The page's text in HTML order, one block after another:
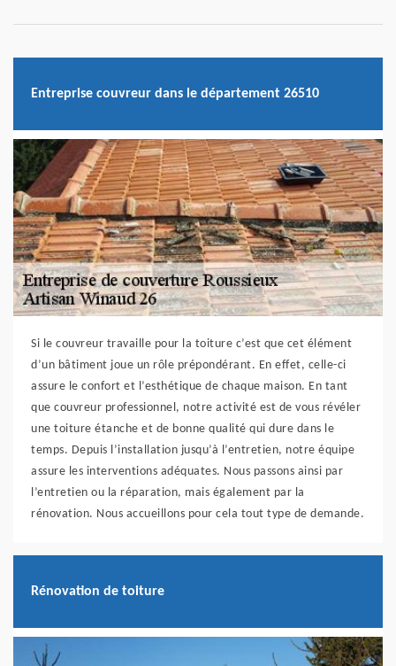
Entreprise couvreur dans le département 26510
Si le couvreur travaille pour la toiture c’est que cet élément
d’un bâtiment joue un rôle prépondérant. En effet, celle-ci
assure le confort et l’esthétique de chaque maison. En tant
que couvreur professionnel, notre activité est de vous révéler
une toiture étanche et de bonne qualité qui dure dans le
temps. Depuis l’installation jusqu’à l’entretien, notre équipe
assure les interventions adéquates. Nous passons ainsi par
l’entretien ou la réparation, mais également par la
rénovation. Nous accueillons pour cela tout type de demande.
Rénovation de toiture